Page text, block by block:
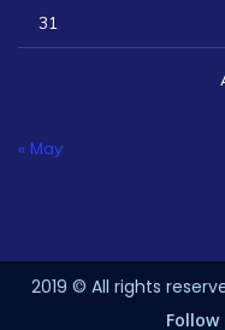
31
« May
2019 © All rights
Follow